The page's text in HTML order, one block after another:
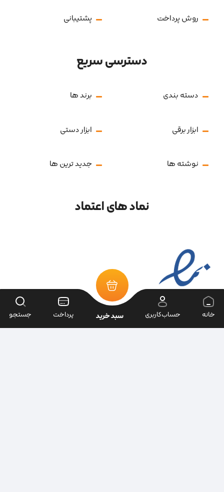
روش پرداخت پشتیبانی
دسترسی سریع
دسته بندی برند ها
ابزار برقی ابزار دستی
نوشته ها جدید ترین ها
نماد های اعتماد
خانه حساب‌کاربری سبد خرید پرداخت جستجو